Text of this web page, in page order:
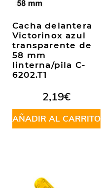
Cacha delantera
Victorinox azul
transparente de
58 mm
linterna/pila C-
6202.T1
2,19€
AÑADIR AL CARRITO